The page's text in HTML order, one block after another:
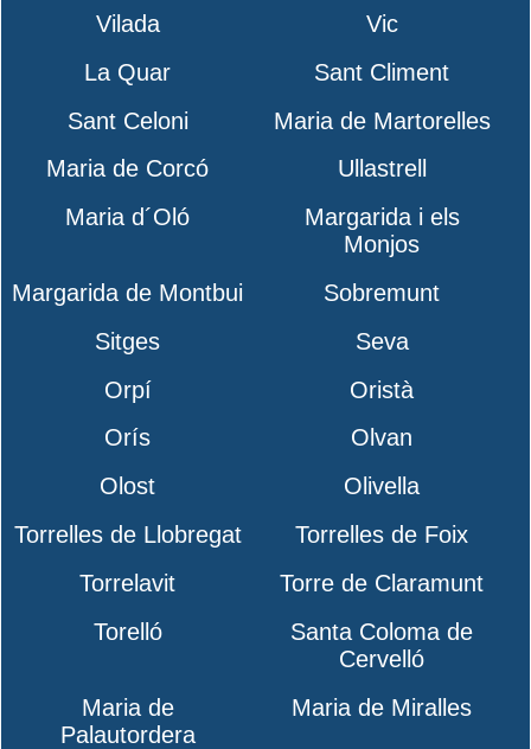
Vilada
Vic
La Quar
Sant Climent
Sant Celoni
Maria de Martorelles
Maria de Corcó
Ullastrell
Maria d´Oló
Margarida i els
Monjos
Margarida de Montbui
Sobremunt
Sitges
Seva
Orpí
Oristà
Orís
Olvan
Olost
Olivella
Torrelles de Llobregat
Torrelles de Foix
Torrelavit
Torre de Claramunt
Torelló
Santa Coloma de
Cervelló
Maria de
Palautordera
Maria de Miralles